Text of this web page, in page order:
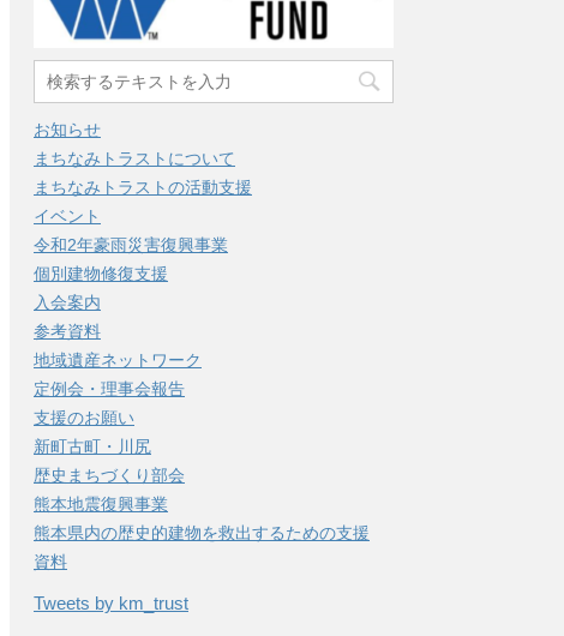
お知らせ
まちなみトラストについて
まちなみトラストの活動支援
イベント
令和2年豪雨災害復興事業
個別建物修復支援
入会案内
参考資料
地域遺産ネットワーク
定例会・理事会報告
支援のお願い
新町古町・川尻
歴史まちづくり部会
熊本地震復興事業
熊本県内の歴史的建物を救出するための支援
資料
Tweets by km_trust